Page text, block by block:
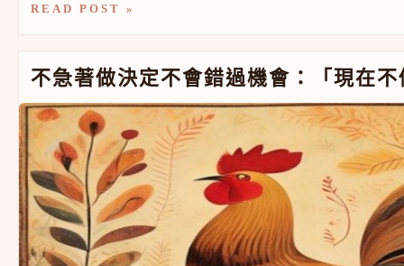
READ POST »
不急著做決定不會錯過機會：「現在
不急著做決定不會錯過機會：「現在不做就來不及」的心